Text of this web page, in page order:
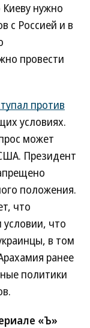
нужно
с Россией и в
провести
против
условиях.
может
Президент
положения.
что
что
в том
ранее
политики
«Ъ»